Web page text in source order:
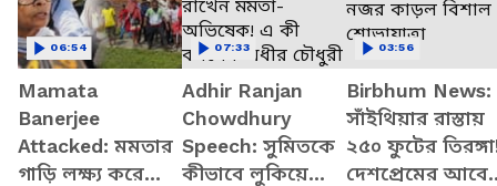
Mamata
Banerjee
Attacked: মমতার
গাড়ি লক্ষ্য করে
06:54
Adhir Ranjan
Chowdhury
Speech: সুমিতকে
কীভাবে লুকিয়ে
07:33
Birbhum News:
সাঁইথিয়ার রাস্তায়
২৫০ ফুটের
দেশপ্রেমের
03:56